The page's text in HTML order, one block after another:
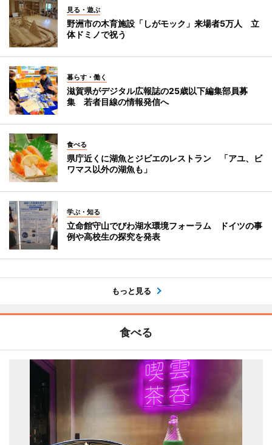
見る・遊ぶ
野洲市の木育施設「しがモック」来場者5万人 立
体ドミノで祝う
暮らす・働く
滋賀県がデジタル広報誌の25歳以下編集部員募
集 若者目線の情報発信へ
食べる
県庁近くに湖魚とジビエのレストラン 「アユ、ビ
ワマス以外の湖魚も」
学ぶ・知る
立命館守山でびわ湖水環境フォーラム ドイツの事
例や高校生の探究を発表
もっと見る
食べる